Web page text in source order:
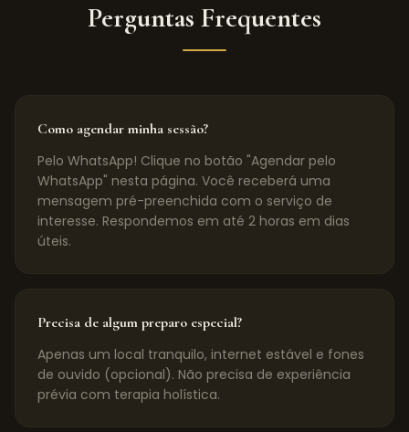
Perguntas Frequentes
Como agendar minha sessão?
Pelo WhatsApp! Clique no botão "Agendar pelo
WhatsApp" nesta página. Você receberá uma
mensagem pré-preenchida com o serviço de
interesse. Respondemos em até 2 horas em dias
úteis.
Precisa de algum preparo especial?
Apenas um local tranquilo, internet estável e fones
de ouvido (opcional). Não precisa de experiência
prévia com terapia holística.